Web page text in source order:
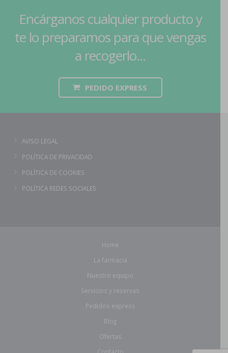
Encárganos cualquier producto y
te lo preparamos para que vengas
a recogerlo...
PEDIDO EXPRESS
AVISO LEGAL
POLÍTICA DE PRIVACIDAD
POLÍTICA DE COOKIES
POLÍTICA REDES SOCIALES
Home
La farmacia
Nuestro equipo
Servicios y reservas
Pedidos express
Blog
Ofertas